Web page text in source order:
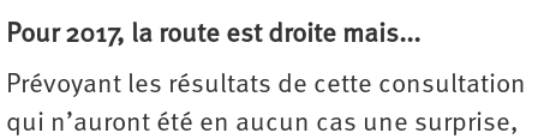
Pour 2017, la route est droite mais...
Prévoyant les résultats de cette consultation
qui n’auront été en aucun cas une surprise,